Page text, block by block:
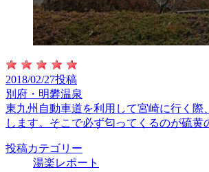
2018/02/27投稿
別府・明礬温泉
東九州自動車道を利用して宮崎に行く際
します。そこで必ず匂ってくるのが硫
投稿カテゴリー
湯楽レポート